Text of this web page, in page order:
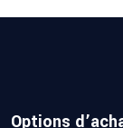
Options